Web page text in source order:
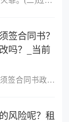
签合同书？
吗？_当前
一、政府采购中标后多久必须签合同书政府采购中标后必须签合同书的
风险呢？租